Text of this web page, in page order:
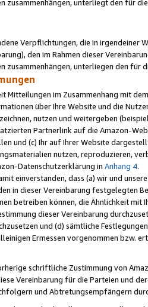
zusammenhängen, unterliegt den für
Verpflichtungen, die in irgendeiner
den im Rahmen dieser
zusammenhängen, unterliegen den
Mitteilungen im Zusammenhang mit
über Ihre Website und die
nutzen und weitergeben
Partnerlink auf die Amazon-
und (c) Ihr auf Ihrer Website
nutzen, reproduzieren,
Datenschutzerklärung in Anhang 4.
einverstanden, dass (a) wir und
in dieser Vereinbarung festgelegten
betreiben können, die Ähnlichkeit mit
dieser Vereinbarung
und (d) sämtliche
Ermessen vorgenommen bzw.
schriftliche Zustimmung von
Vereinbarung für die Parteien und
und Abtretungsempfängern